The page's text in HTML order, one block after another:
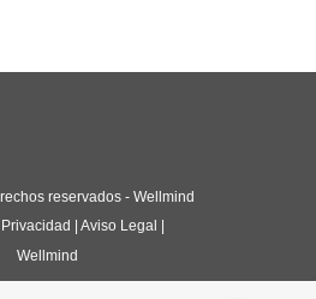
reservados - Wellmind
Aviso Legal
Wellmind